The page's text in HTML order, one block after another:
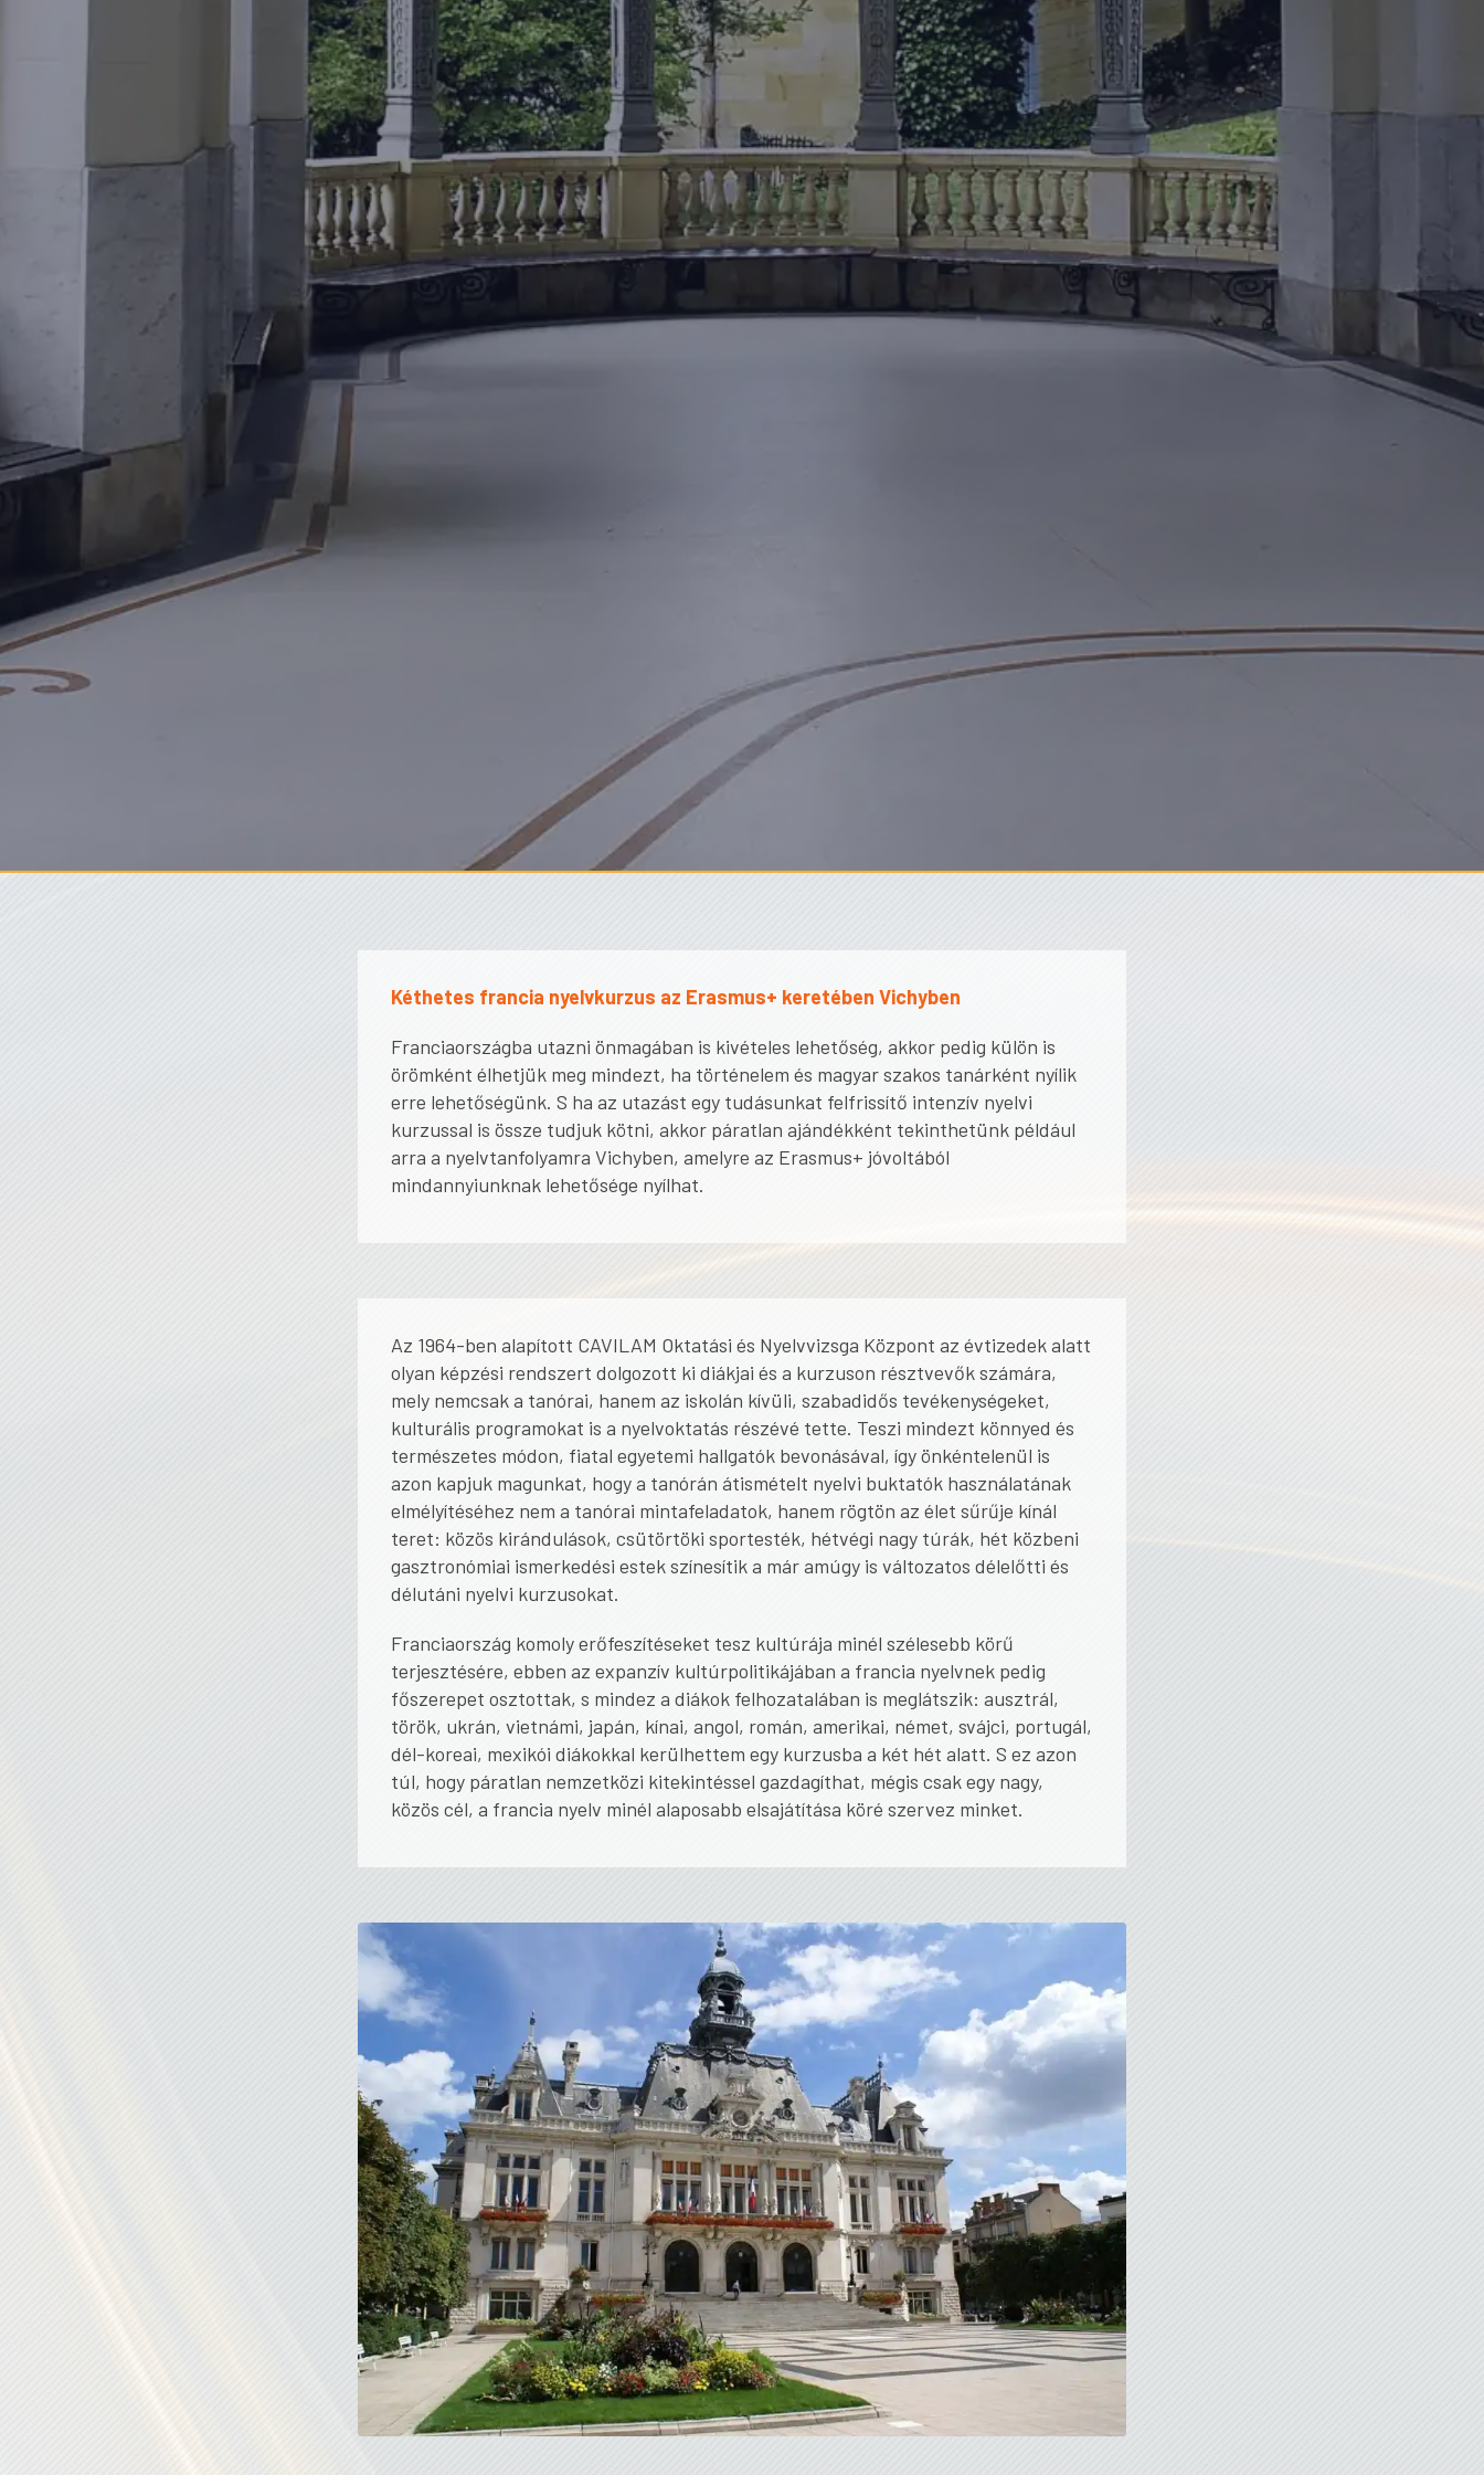
Kéthetes francia nyelvkurzus az Erasmus+ keretében Vichyben
Franciaországba utazni önmagában is kivételes lehetőség, akkor pedig külön is
örömként élhetjük meg mindezt, ha történelem és magyar szakos tanárként nyílik
erre lehetőségünk. S ha az utazást egy tudásunkat felfrissítő intenzív nyelvi
kurzussal is össze tudjuk kötni, akkor páratlan ajándékként tekinthetünk például
arra a nyelvtanfolyamra Vichyben, amelyre az Erasmus+ jóvoltából
mindannyiunknak lehetősége nyílhat.
Az 1964-ben alapított CAVILAM Oktatási és Nyelvvizsga Központ az évtizedek alatt
olyan képzési rendszert dolgozott ki diákjai és a kurzuson résztvevők számára,
mely nemcsak a tanórai, hanem az iskolán kívüli, szabadidős tevékenységeket,
kulturális programokat is a nyelvoktatás részévé tette. Teszi mindezt könnyed és
természetes módon, fiatal egyetemi hallgatók bevonásával, így önkéntelenül is
azon kapjuk magunkat, hogy a tanórán átismételt nyelvi buktatók használatának
elmélyítéséhez nem a tanórai mintafeladatok, hanem rögtön az élet sűrűje kínál
teret: közös kirándulások, csütörtöki sportesték, hétvégi nagy túrák, hét közbeni
gasztronómiai ismerkedési estek színesítik a már amúgy is változatos délelőtti és
délutáni nyelvi kurzusokat.
Franciaország komoly erőfeszítéseket tesz kultúrája minél szélesebb körű
terjesztésére, ebben az expanzív kultúrpolitikájában a francia nyelvnek pedig
főszerepet osztottak, s mindez a diákok felhozatalában is meglátszik: ausztrál,
török, ukrán, vietnámi, japán, kínai, angol, román, amerikai, német, svájci, portugál,
dél-koreai, mexikói diákokkal kerülhettem egy kurzusba a két hét alatt. S ez azon
túl, hogy páratlan nemzetközi kitekintéssel gazdagíthat, mégis csak egy nagy,
közös cél, a francia nyelv minél alaposabb elsajátítása köré szervez minket.